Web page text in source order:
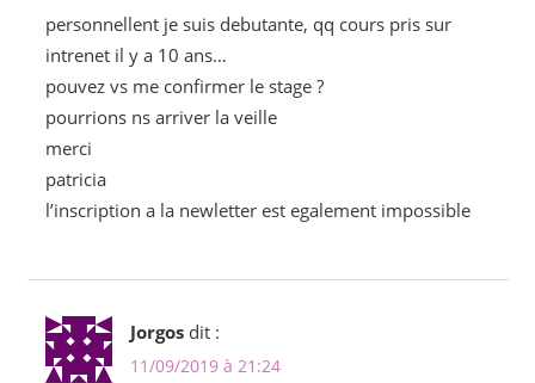
personnellent je suis debutante, qq cours pris sur
intrenet il y a 10 ans…
pouvez vs me confirmer le stage ?
pourrions ns arriver la veille
merci
patricia
l’inscription a la newletter est egalement impossible
Jorgos dit :
11/09/2019 à 21:24